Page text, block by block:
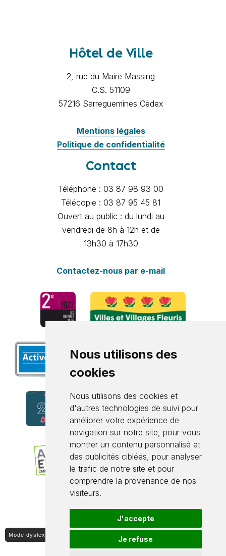
Nous utilisons des
cookies
Nous utilisons des cookies et
d'autres technologies de suivi pour
améliorer votre expérience de
navigation sur notre site, pour vous
montrer un contenu personnalisé et
des publicités ciblées, pour analyser
le trafic de notre site et pour
comprendre la provenance de nos
visiteurs.
J'accepte
Je refuse
Hôtel de Ville
2, rue du Maire Massing
C.S. 51109
57216 Sarreguemines Cédex
Mentions légales
Politique de confidentialité
Contact
Téléphone : 03 87 98 93 00
Télécopie : 03 87 95 45 81
Ouvert au public : du lundi au
vendredi de 8h à 12h et de
13h30 à 17h30
Contactez-nous par e-mail
Mode dyslexique ON / OFF